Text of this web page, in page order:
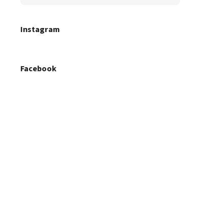
Instagram
Facebook